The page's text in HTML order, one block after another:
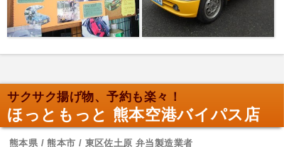
サクサク揚げ物、予約も楽々！
ほっともっと 熊本空港バイパス店
熊本県 / 熊本市 / 東区佐土原 弁当製造業者